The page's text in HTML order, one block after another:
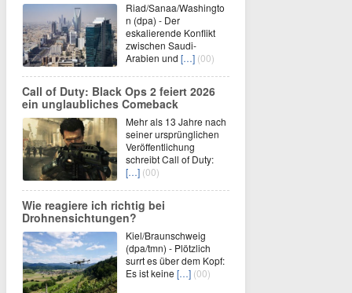
Riad/Sanaa/Washingto
n (dpa) - Der
eskalierende Konflikt
zwischen Saudi-
Arabien und […] (00)
Call of Duty: Black Ops 2 feiert 2026
ein unglaubliches Comeback
Mehr als 13 Jahre nach
seiner ursprünglichen
Veröffentlichung
schreibt Call of Duty:
[…] (00)
Wie reagiere ich richtig bei
Drohnensichtungen?
Kiel/Braunschweig
(dpa/tmn) - Plötzlich
surrt es über dem Kopf:
Es ist keine […] (00)